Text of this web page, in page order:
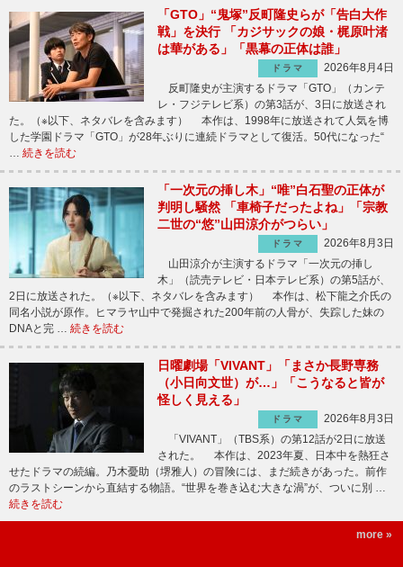
「GTO」“鬼塚”反町隆史らが「告白大作
戦」を決行 「カジサックの娘・梶原叶渚
は華がある」「黒幕の正体は誰」
ドラマ
2026年8月4日
反町隆史が主演するドラマ「GTO」（カンテ
レ・フジテレビ系）の第3話が、3日に放送され
た。（※以下、ネタバレを含みます） 本作は、1998年に放送されて人気を博
した学園ドラマ「GTO」が28年ぶりに連続ドラマとして復活。50代になった“
… 続きを読む
「一次元の挿し木」“唯”白石聖の正体が
判明し騒然 「車椅子だったよね」「宗教
二世の“悠”山田涼介がつらい」
ドラマ
2026年8月3日
山田涼介が主演するドラマ「一次元の挿し
木」（読売テレビ・日本テレビ系）の第5話が、
2日に放送された。（※以下、ネタバレを含みます） 本作は、松下龍之介氏の
同名小説が原作。ヒマラヤ山中で発掘された200年前の人骨が、失踪した妹の
DNAと完 … 続きを読む
日曜劇場「VIVANT」「まさか長野専務
（小日向文世）が…」「こうなると皆が
怪しく見える」
ドラマ
2026年8月3日
「VIVANT」（TBS系）の第12話が2日に放送
された。 本作は、2023年夏、日本中を熱狂さ
せたドラマの続編。乃木憂助（堺雅人）の冒険には、まだ続きがあった。前作
のラストシーンから直結する物語。“世界を巻き込む大きな渦”が、ついに別 …
続きを読む
more »